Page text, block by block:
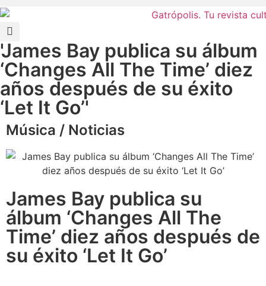
'James Bay publica su álbum
‘Changes All The Time’ diez
años después de su éxito
‘Let It Go’'
Música / Noticias
James Bay publica su
álbum ‘Changes All The
Time’ diez años después de
su éxito ‘Let It Go’